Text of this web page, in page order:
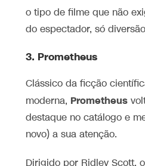
o tipo de filme que não
do espectador, só
3. Prometheus
Clássico da ficção
moderna, Prometheus
destaque no catálogo e
novo) a sua atenção.
Dirigido por Ridley Scott,